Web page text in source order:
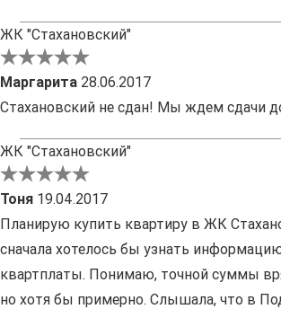
ЖК "Стахановский"
Маргарита 28.06.2017
Стахановский не сдан! Мы ждем сдачи
ЖК "Стахановский"
Тоня 19.04.2017
Планирую купить квартиру в ЖК
сначала хотелось бы узнать
квартплаты. Понимаю, точной суммы
но хотя бы примерно. Слышала, что в